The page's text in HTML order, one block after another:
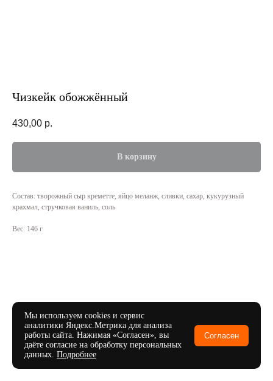
Мы используем cookies и сервис
аналитики Яндекс.Метрика для анализа
работы сайта. Нажимая «Согласен», вы
даёте согласие на обработку персональных
данных. Подробнее
Согласен
Чизкейк обожжённый
430,00 р.
В корзину
Состав: творожный сыр креметте, яйцо меланж, сливки, сахар, кукурузный
крахмал, стручковая ваниль, соль
Вес: 146 г